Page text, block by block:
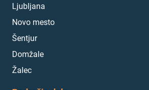
Ljubljana
Novo mesto
Šentjur
Domžale
Žalec